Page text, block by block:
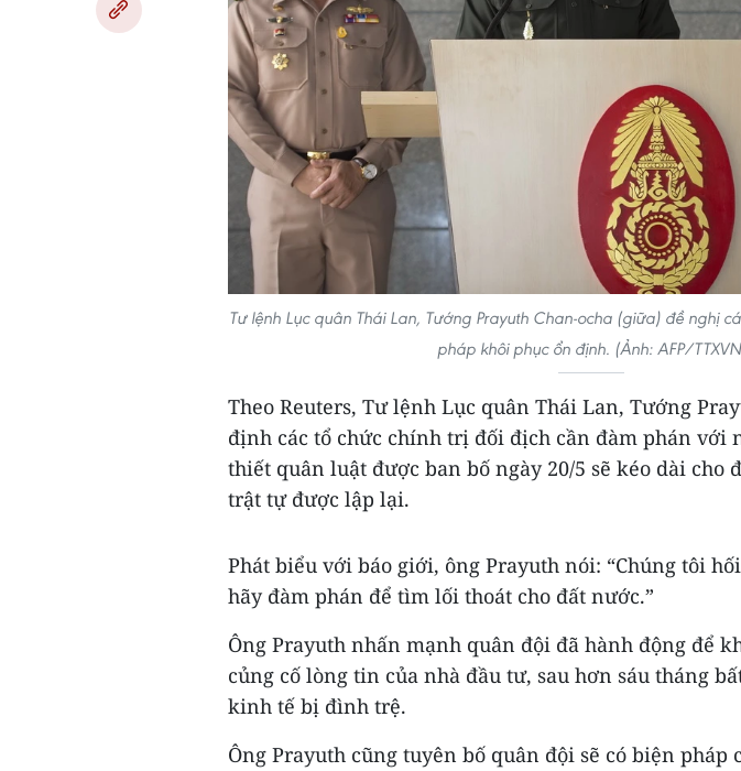
Tư lệnh Lục quân Thái Lan, Tướng Prayuth Chan-ocha (giữa) đề nghị
pháp khôi phục ổn định. (Ảnh: AFP/
Theo Reuters, Tư lệnh Lục quân Thái Lan, Tướng
định các tổ chức chính trị đối địch cần đàm phán với
thiết quân luật được ban bố ngày 20/5 sẽ kéo dài cho
trật tự được lập lại.
Phát biểu với báo giới, ông Prayuth nói: “Chúng tôi
hãy đàm phán để tìm lối thoát cho đất nước.”
Ông Prayuth nhấn mạnh quân đội đã hành động để
củng cố lòng tin của nhà đầu tư, sau hơn sáu tháng
kinh tế bị đình trệ.
Ông Prayuth cũng tuyên bố quân đội sẽ có biện